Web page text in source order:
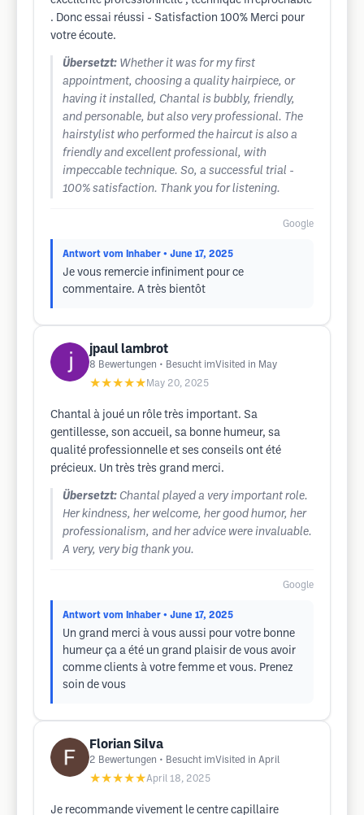
. Donc essai réussi - Satisfaction 100% Merci pour
votre écoute.
Übersetzt: Whether it was for my first
appointment, choosing a quality hairpiece, or
having it installed, Chantal is bubbly, friendly,
and personable, but also very professional. The
hairstylist who performed the haircut is also a
friendly and excellent professional, with
impeccable technique. So, a successful trial -
100% satisfaction. Thank you for listening.
Google
Antwort vom Inhaber • June 17, 2025
Je vous remercie infiniment pour ce
commentaire. A très bientôt
jpaul lambrot
8 Bewertungen • Besucht imVisited in May
★★★★★ May 20, 2025
Chantal à joué un rôle très important. Sa
gentillesse, son accueil, sa bonne humeur, sa
qualité professionnelle et ses conseils ont été
précieux. Un très très grand merci.
Übersetzt: Chantal played a very important role.
Her kindness, her welcome, her good humor, her
professionalism, and her advice were invaluable.
A very, very big thank you.
Google
Antwort vom Inhaber • June 17, 2025
Un grand merci à vous aussi pour votre bonne
humeur ça a été un grand plaisir de vous avoir
comme clients à votre femme et vous. Prenez
soin de vous
Florian Silva
2 Bewertungen • Besucht imVisited in April
★★★★★April 18, 2025
Je recommande vivement le centre capillaire